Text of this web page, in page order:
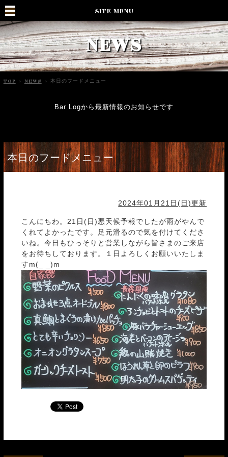
SITE MENU
NEWS
TOP > NEWS > 本日のフードメニュー
Bar Logから最新情報のお知らせです
本日のフードメニュー
2024年01月21日(日)更新
こんにちわ。21日(日)悪天候予報でしたが雨がやんで
くれてよかったです。足元滑るので気を付けてくださ
いね。今日もひっそりと営業しながら皆さまのご来店
をお待ちしております。１日よろしくお願いいたしま
すm(_ _)m